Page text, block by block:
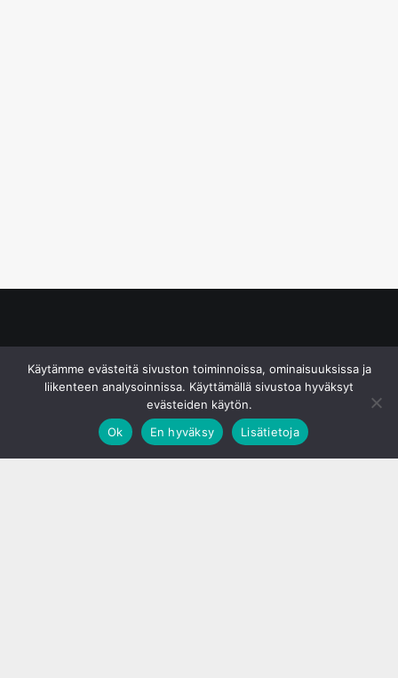
Käytämme evästeitä sivuston toiminnoissa, ominaisuuksissa ja
liikenteen analysoinnissa. Käyttämällä sivustoa hyväksyt
evästeiden käytön.
Ok
En hyväksy Lisätietoja